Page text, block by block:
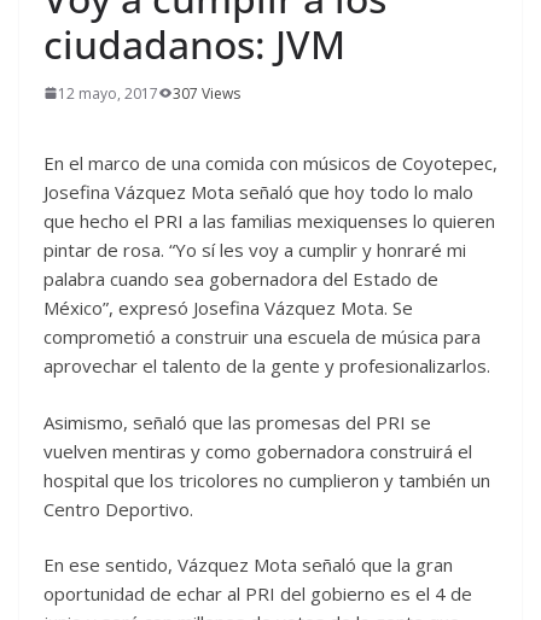
ciudadanos: JVM
12 mayo, 2017 307 Views
En el marco de una comida con músicos de Coyotepec,
Josefina Vázquez Mota señaló que hoy todo lo malo
que hecho el PRI a las familias mexiquenses lo quieren
pintar de rosa. “Yo sí les voy a cumplir y honraré mi
palabra cuando sea gobernadora del Estado de
México”, expresó Josefina Vázquez Mota. Se
comprometió a construir una escuela de música para
aprovechar el talento de la gente y profesionalizarlos.
Asimismo, señaló que las promesas del PRI se
vuelven mentiras y como gobernadora construirá el
hospital que los tricolores no cumplieron y también un
Centro Deportivo.
En ese sentido, Vázquez Mota señaló que la gran
oportunidad de echar al PRI del gobierno es el 4 de